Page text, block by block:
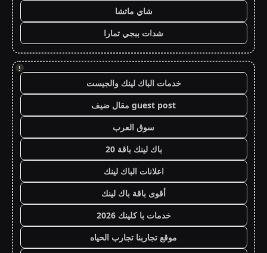
شاي ماتشا
شدات ببجي تمارا
!
خدمات الباك لينك والجيست
guest post مقال ضيف
سوق العرب
باك لينك باقة 20
اعلانات الباك لينك
أقوى باقة باك لينك
خدمات با كلينك 2026
موقع تجاربنا تجارب الحياه